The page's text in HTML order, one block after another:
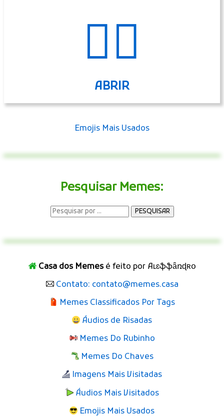
👳‍♂️
ABRIR
Emojis Mais Usados
Pesquisar Memes:
Casa dos Memesé feito por Aʟɛֆֆǟռɖʀօ
Contato: contato@memes.casa
Memes Classificados Por Tags
Áudios de Risadas
Memes Do Rubinho
Memes Do Chaves
Imagens Mais Visitadas
Áudios Mais Visitados
Emojis Mais Usados